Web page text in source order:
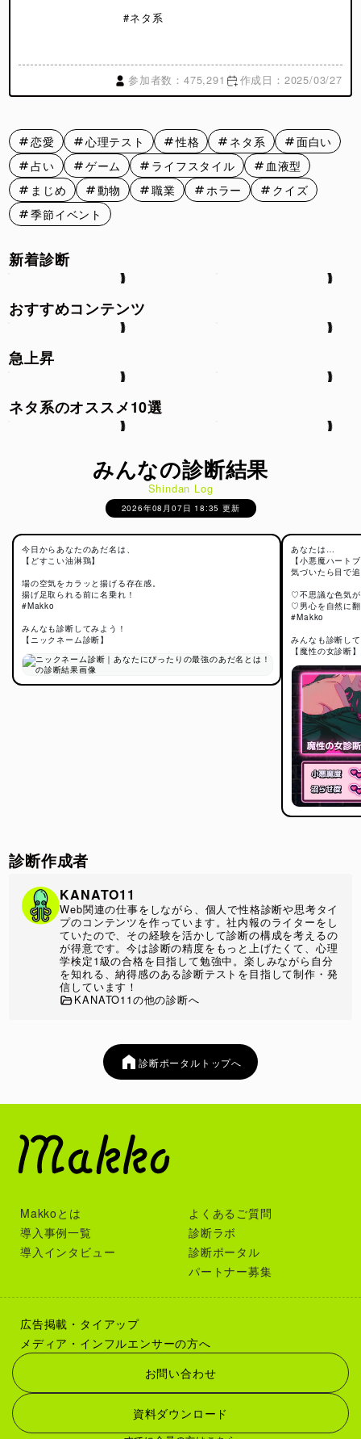
#ネタ系
参加者数：475,291 作成日：2025/03/27
恋愛 心理テスト 性格 ネタ系
面白い
占い
ゲーム ライフスタイル
血液型
まじめ
動物 職業 ホラー
クイズ
季節イベント
新着診断
おすすめコンテンツ
急上昇
ネタ系のオススメ10選
みんなの診断結果
Shindan Log
2026年08月07日 18:35 更新
今日からあなたのあだ名は、
【どすこい油淋鶏】
場の空気をカラッと揚げる存在感。
揚げ足取られる前に名乗れ！
#Makko
みんなも診断してみよう！
【ニックネーム診断】
あなたは…
【小悪魔ハート
気づいたら目で
♡不思議な色気
♡男心を自然に
#Makko
みんなも診断し
【魔性の女診断】
診断作成者
KANATO11
Web関連の仕事をしながら、個人で性格診断や思考タイ
プのコンテンツを作っています。社内報のライターをし
ていたので、その経験を活かして診断の構成を考えるの
が得意です。今は診断の精度をもっと上げたくて、心理
学検定1級の合格を目指して勉強中。楽しみながら自分
を知れる、納得感のある診断テストを目指して制作・発
信しています！
KANATO11の他の診断へ
診断ポータルトップへ
Makkoとは
導入事例一覧
導入インタビュー
よくあるご質問
診断ラボ
診断ポータル
パートナー募集
広告掲載・タイアップ
メディア・インフルエンサーの方へ
お問い合わせ
資料ダウンロード